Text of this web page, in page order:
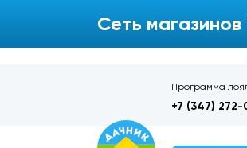
Сеть
Программа
+7 (347) 272-